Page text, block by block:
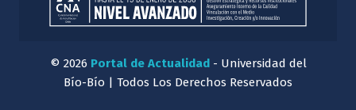
© 2026 Portal de Actualidad- Universidad del
Bío-Bío | Todos Los Derechos Reservados